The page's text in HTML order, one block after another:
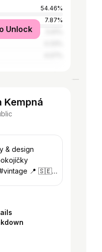
54.46%
7.87%
Unlock
Kempná
& design